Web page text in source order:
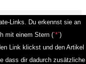
Links. Du erkennst sie an
mit einem Stern (`*`)
Link klickst und den Artikel
dass dir dadurch zusätzliche